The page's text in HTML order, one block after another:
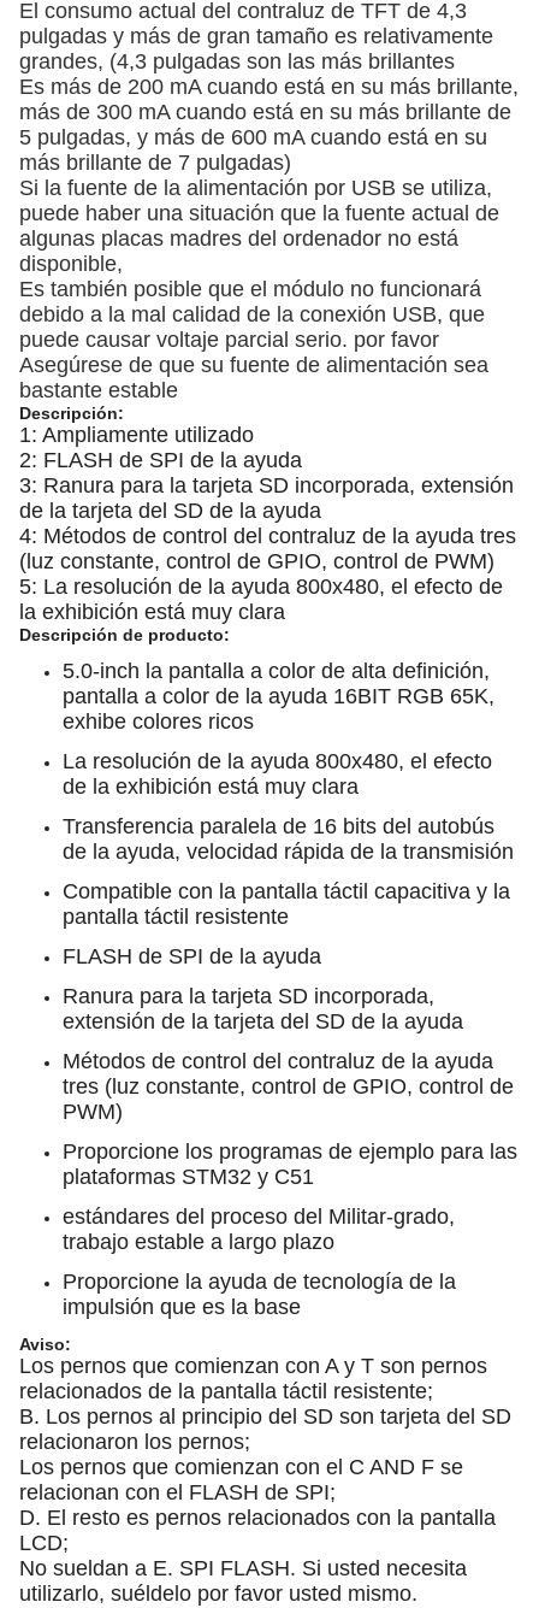
El consumo actual del contraluz de TFT de 4,3
pulgadas y más de gran tamaño es relativamente
grandes, (4,3 pulgadas son las más brillantes
Es más de 200 mA cuando está en su más brillante,
más de 300 mA cuando está en su más brillante de
5 pulgadas, y más de 600 mA cuando está en su
más brillante de 7 pulgadas)
Si la fuente de la alimentación por USB se utiliza,
puede haber una situación que la fuente actual de
algunas placas madres del ordenador no está
disponible,
Es también posible que el módulo no funcionará
debido a la mal calidad de la conexión USB, que
puede causar voltaje parcial serio. por favor
Asegúrese de que su fuente de alimentación sea
bastante estable
Descripción:
1: Ampliamente utilizado
2: FLASH de SPI de la ayuda
3: Ranura para la tarjeta SD incorporada, extensión
de la tarjeta del SD de la ayuda
4: Métodos de control del contraluz de la ayuda tres
(luz constante, control de GPIO, control de PWM)
5: La resolución de la ayuda 800x480, el efecto de
la exhibición está muy clara
Descripción de producto:
5.0-inch la pantalla a color de alta definición,
pantalla a color de la ayuda 16BIT RGB 65K,
exhibe colores ricos
La resolución de la ayuda 800x480, el efecto
de la exhibición está muy clara
Transferencia paralela de 16 bits del autobús
de la ayuda, velocidad rápida de la transmisión
Compatible con la pantalla táctil capacitiva y la
pantalla táctil resistente
FLASH de SPI de la ayuda
Ranura para la tarjeta SD incorporada,
extensión de la tarjeta del SD de la ayuda
Métodos de control del contraluz de la ayuda
tres (luz constante, control de GPIO, control de
PWM)
Proporcione los programas de ejemplo para las
plataformas STM32 y C51
estándares del proceso del Militar-grado,
trabajo estable a largo plazo
Proporcione la ayuda de tecnología de la
impulsión que es la base
Aviso:
Los pernos que comienzan con A y T son pernos
relacionados de la pantalla táctil resistente;
B. Los pernos al principio del SD son tarjeta del SD
relacionaron los pernos;
Los pernos que comienzan con el C AND F se
relacionan con el FLASH de SPI;
D. El resto es pernos relacionados con la pantalla
LCD;
No sueldan a E. SPI FLASH. Si usted necesita
utilizarlo, suéldelo por favor usted mismo.